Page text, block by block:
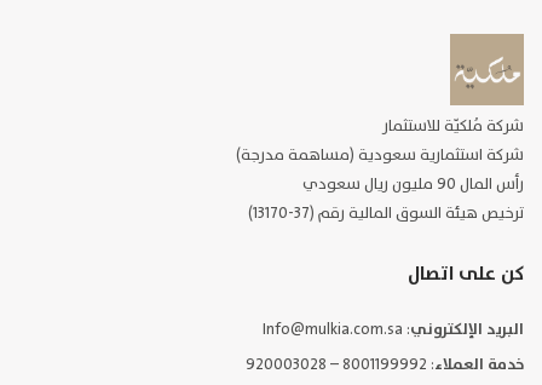
شركة مُلكيّة للاستثمار
شركة استثمارية سعودية (مساهمة مدرجة)
رأس المال 90 مليون ريال سعودي
ترخيص هيئة السوق المالية رقم (37-13170)
كن على اتصال
البريد الإلكتروني: Info@mulkia.com.sa
خدمة العملاء: 8001199992 – 920003028